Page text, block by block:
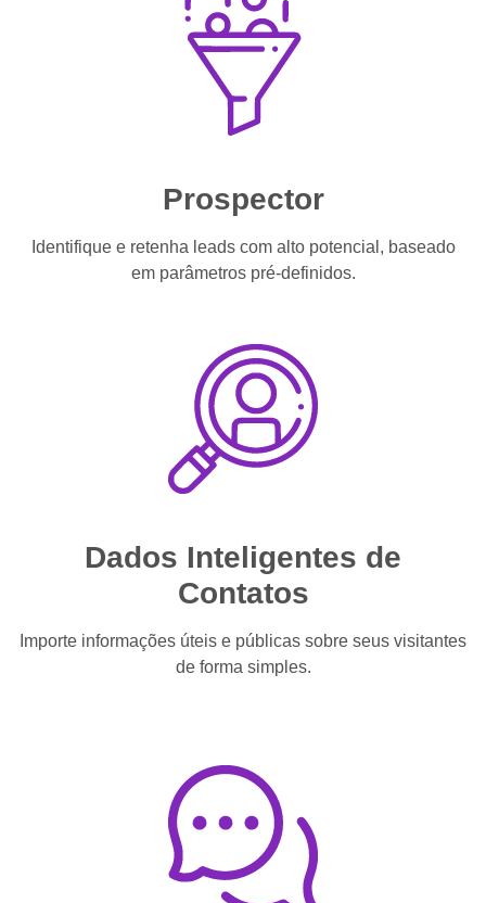
Prospector
Identifique e retenha leads com alto potencial, baseado
em parâmetros pré-definidos.
Dados Inteligentes de
Contatos
Importe informações úteis e públicas sobre seus visitantes
de forma simples.